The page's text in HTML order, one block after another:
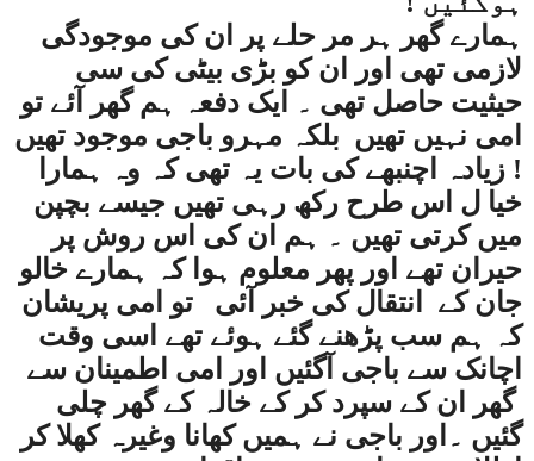
ہمارے گھر ہر مر حلے پر ان کی موجودگی
لازمی تھی اور ان کو بڑی بیٹی کی سی
حیثیت حاصل تھی ۔ ایک دفعہ ہم گھر آئے تو
امی نہیں تھیں بلکہ مہرو باجی موجود تھیں
! زیادہ اچنبھے کی بات یہ تھی کہ وہ ہمارا
خیا ل اس طرح رکھ رہی تھیں جیسے بچپن
میں کرتی تھیں ۔ ہم ان کی اس روش پر
حیران تھے اور پھر معلوم ہوا کہ ہمارے خالو
جان کے
انتقال کی خبر آئی
تو امی پریشان
کہ ہم سب پڑھنے گئے ہوئے تھے اسی وقت
اچانک سے باجی آگئیں اور امی اطمینان سے
گھر ان کے سپرد کر کے خالہ کے گھر چلی
گئیں ۔اور باجی نے ہمیں کھانا وغیرہ کھلا کر